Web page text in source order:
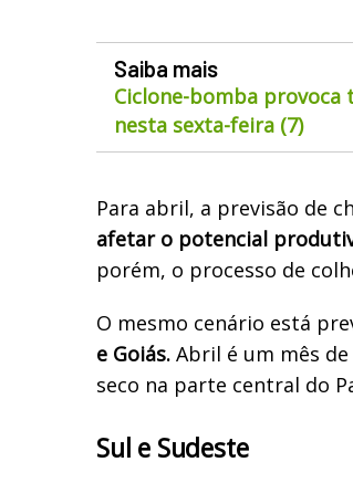
Saiba mais
Ciclone-bomba provoca
nesta sexta-feira (7)
Para abril, a previsão de
afetar o potencial
porém, o processo de
O mesmo cenário está
e Goiás. Abril é um mês
seco na parte central do
Sul e Sudeste